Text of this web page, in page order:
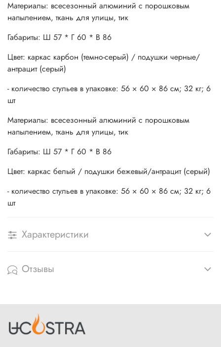
Материалы: всесезонный алюминий с порошковым
напылением, ткань для улицы, тик
Габариты: Ш 57 * Г 60 * В 86
Цвет: каркас карбон (темно-серый) / подушки черные/
антрацит (серый)
- количество стульев в упаковке: 56 × 60 × 86 см; 32 кг; 6
шт
Материалы: всесезонный алюминий с порошковым
напылением, ткань для улицы, тик
Габариты: Ш 57 * Г 60 * В 86
Цвет: каркас белый / подушки бежевый/антрацит (серый)
- количество стульев в упаковке: 56 × 60 × 86 см; 32 кг; 6
шт
Характеристики
Отзывы